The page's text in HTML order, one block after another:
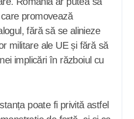
promovează
fără să se alinieze
militare ale UE și fără să
implicări în războiul cu
poate fi privită astfel